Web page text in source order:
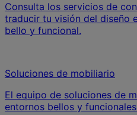
Consulta los servicios de
traducir tu visión del diseño
bello y funcional.
Soluciones de mobiliario
El equipo de soluciones de
entornos bellos y